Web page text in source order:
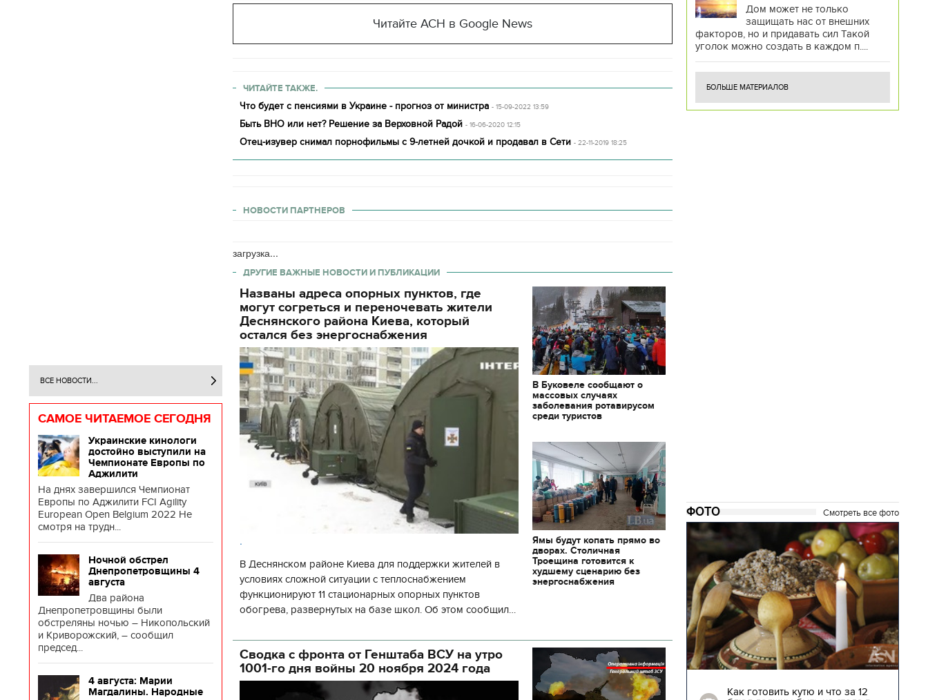
ВСЕ НОВОСТИ...
САМОЕ ЧИТАЕМОЕ СЕГОДНЯ
Украинские кинологи
достойно выступили на
Чемпионате Европы по
Аджилити
На днях завершился Чемпионат
Европы по Аджилити FCI Agility
European Open Belgium 2022 Не
смотря на трудн...
Ночной обстрел
Днепропетровщины 4
августа
Два района
Днепропетровщины были
обстреляны ночью – Никопольский
и Криворожский, – сообщил
председ...
4 августа: Марии
Магдалины. Народные
Читайте АСН в Google News
ЧИТАЙТЕ ТАКЖЕ.
Что будет с пенсиями в Украине - прогноз от министра - 15-09-2022 13:59
Быть ВНО или нет? Решение за Верховной Радой - 16-06-2020 12:15
Отец-изувер снимал порнофильмы с 9-летней дочкой и продавал в Сети - 22-11-2019 18:25
НОВОСТИ ПАРТНЕРОВ
загрузка...
ДРУГИЕ ВАЖНЫЕ НОВОСТИ И ПУБЛИКАЦИИ
Названы адреса опорных пунктов, где
могут согреться и переночевать жители
Деснянского района Киева, который
остался без энергоснабжения
.
В Деснянском районе Киева для поддержки жителей в
условиях сложной ситуации с теплоснабжением
функционируют 11 стационарных опорных пунктов
обогрева, развернутых на базе школ. Об этом сообщил
государственной а
В Буковеле сообщают о
массовых случаях
заболевания ротавирусом
среди туристов
Ямы будут копать прямо во
дворах. Столичная
Троещина готовится к
худшему сценарию без
энергоснабжения
Сводка с фронта от Генштаба ВСУ на утро
1001-го дня войны 20 ноября 2024 года
Дом может не только
защищать нас от внешних
факторов, но и придавать сил Такой
уголок можно создать в каждом п....
БОЛЬШЕ МАТЕРИАЛОВ
ФОТО Смотреть все фото
11.10.2017 | 16:22
Времена Руси: как выглядят
Как готовить кутю и что за 12